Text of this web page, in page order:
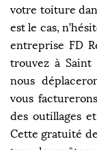
votre toiture
est le cas,
entreprise FD
trouvez à Saint
nous
vous
des outillages
Cette gratuité